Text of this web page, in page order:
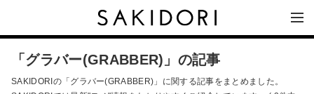
「グラバー(GRABBER)」の記事
SAKIDORIの「グラバー(GRABBER)」に関する記事をまとめました。